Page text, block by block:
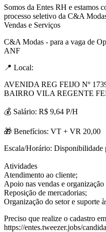
Somos da Entes RH e estamos
processo seletivo da C&A
Vendas e Serviços
C&A Modas - para a vaga de
ANF
📍 Local:
AVENIDA REG FEIJO Nº
BAIRRO VILA REGENTE
💰 Salário: R$ 9,64 P/H
🎁 Benefícios: VT + VR 20,00
Escala/Horário: Disponibilidade
Atividades
Atendimento ao cliente;
Apoio nas vendas e organização
Reposição de mercadorias;
Organização do setor e suporte
Preciso que realize o cadastro
https://entes.tweezer.jobs/